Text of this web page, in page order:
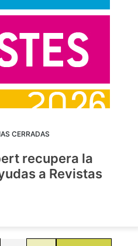
CERRADAS
recupera la
a Revistas